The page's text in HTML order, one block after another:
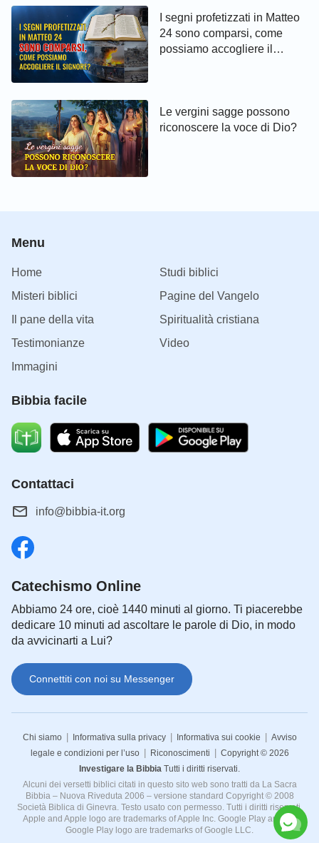
I segni profetizzati in Matteo
24 sono comparsi, come
possiamo accogliere il
Le vergini sagge possono
riconoscere la voce di Dio?
Menu
Home
Studi biblici
Misteri biblici
Pagine del Vangelo
Il pane della vita
Spiritualità cristiana
Testimonianze
Video
Immagini
Bibbia facile
Contattaci
info@bibbia-it.org
Catechismo Online
Abbiamo 24 ore, cioè 1440 minuti al giorno. Ti piacerebbe
dedicare 10 minuti ad ascoltare le parole di Dio, in modo
da avvicinarti a Lui?
Connettiti con noi su Messenger
Chi siamo | Informativa sulla privacy | Informativa sui cookie | Avviso
legale e condizioni per l’uso | Riconoscimenti | Copyright © 2026
Investigare la Bibbia Tutti i diritti riservati.
Alcuni dei versetti biblici citati in questo sito web sono tratti da La Sacra
Bibbia – Nuova Riveduta 2006 – versione standard Copyright © 2008
Società Biblica di Ginevra. Testo usato con permesso. Tutti i diritti riservati.
Apple and Apple logo are trademarks of Apple Inc. Google Play and the
Google Play logo are trademarks of Google LLC.